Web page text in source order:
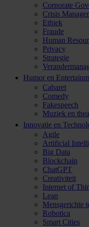
Corporate
Crisis
Ethiek
Fraude
Human
Privacy
Strategie
Humor en
Cabaret
Comedy
Fakespeech
Muziek en
Innovatie en
Agile
Artificial
Big Data
Blockchain
ChatGPT
Creativiteit
Internet of
Lean
Mensgerichte
Robotica
Smart Cities